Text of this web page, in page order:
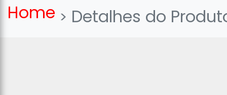
Home Detalhes do